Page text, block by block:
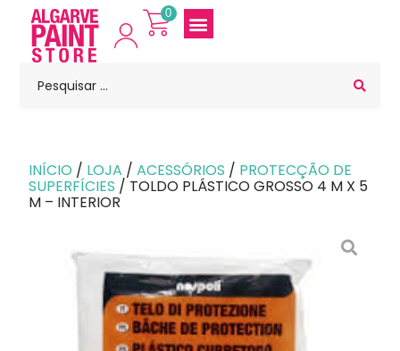
0
INÍCIO / LOJA /ACESSÓRIOS / PROTECÇÃO DE
SUPERFÍCIES / TOLDO PLÁSTICO GROSSO 4 M X 5
M – INTERIOR